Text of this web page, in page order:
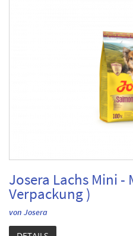
Josera Lachs Mini -
Verpackung )
von Josera